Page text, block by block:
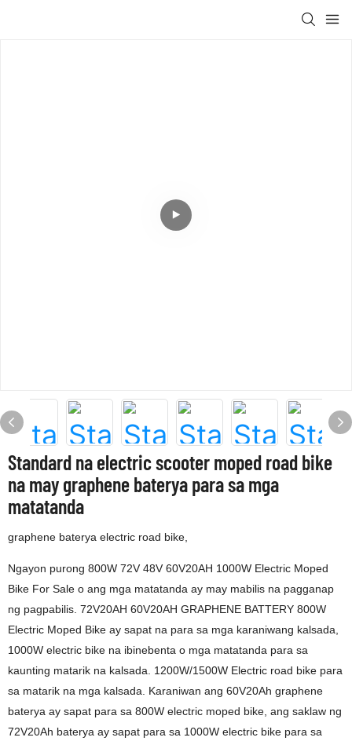
Standard na electric scooter moped road bike
na may graphene baterya para sa mga
matatanda
graphene baterya electric road bike,
Ngayon purong 800W 72V 48V 60V20AH 1000W Electric Moped
Bike For Sale o ang mga matatanda ay may mabilis na pagganap
ng pagpabilis. 72V20AH 60V20AH GRAPHENE BATTERY 800W
Electric Moped Bike ay sapat na para sa mga karaniwang kalsada,
1000W electric bike na ibinebenta o mga matatanda para sa
kaunting matarik na kalsada. 1200W/1500W Electric road bike para
sa matarik na mga kalsada. Karaniwan ang 60V20Ah graphene
baterya ay sapat para sa 800W electric moped bike, ang saklaw ng
72V20Ah baterya ay sapat para sa 1000W electric bike para sa